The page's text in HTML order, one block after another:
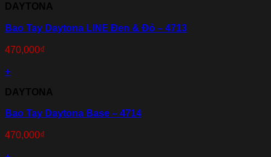
DAYTONA
Bao Tay Daytona LINE Đen & Đỏ – 4713
470,000₫
+
DAYTONA
Bao Tay Daytona Base – 4714
470,000₫